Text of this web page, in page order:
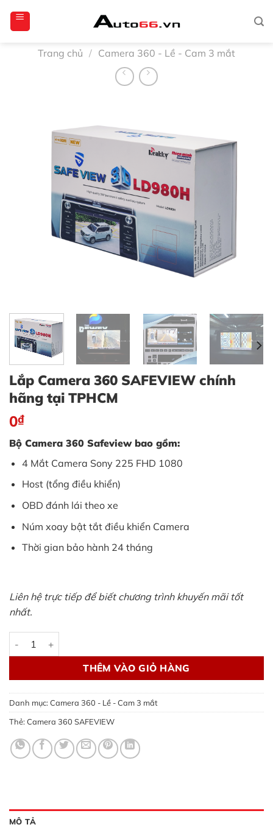
qua
Trang chủ / Camera 360 - Lề - Cam 3 mắt
Lắp Camera 360 SAFEVIEW chính
hãng tại TPHCM
0₫
Bộ Camera 360 Safeview bao gồm:
4 Mắt Camera Sony 225 FHD 1080
Host (tổng điều khiển)
OBD đánh lái theo xe
Núm xoay bật tắt điều khiển Camera
Thời gian bảo hành 24 tháng
Liên hệ trực tiếp để biết chương trình khuyến mãi tốt
nhất.
Lắp Camera 360 SAFEVIEW chính hãng tại TPHCM số lượng
THÊM VÀO GIỎ HÀNG
Danh mục: Camera 360 - Lề - Cam 3 mắt
Thẻ: Camera 360 SAFEVIEW
MÔ TẢ